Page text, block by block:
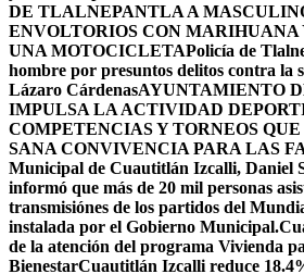
DE TLALNEPANTLA A
ENVOLTORIOS CON MARIHUANA
UNA MOTOCICLETAPolicía de
hombre por presuntos delitos contra la
Lázaro CárdenasAYUNTAMIENTO
IMPULSA LA ACTIVIDAD
COMPETENCIAS Y TORNEOS
SANA CONVIVENCIA PARA LAS
Municipal de Cuautitlán Izcalli, Daniel
informó que más de 20 mil personas
transmisiónes de los partidos del
instalada por el Gobierno Municipal.
de la atención del programa Vivienda
BienestarCuautitlán Izcalli reduce